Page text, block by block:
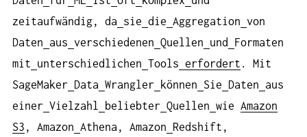
zeitaufwändig, da
sie die Aggregation von
Daten
aus verschiedenen Quellen und
Formaten
mit
unterschiedlichen Tools erfordert . Mit
SageMaker
Data Wrangler können Sie Daten
aus
einer Vielzahl beliebter Quellen wie Amazon
S3 , Amazon Athena, Amazon
Redshift,